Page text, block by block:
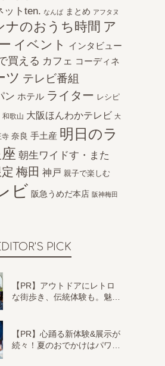
ットten. なんば まとめ アフタヌ
ナのおうち時間 ア
イベント インタビュー
買える カフェ コーディネ
ツ テレビ番組
ン ホテル ライター レシピ
和歌山 大阪ほんわかテレビ 大
寺 奈良 手土産 明日のラ
朝生ワイドす・また
梅田 神戸 親子で楽しむ
ビ 阪急うめだ本店 阪神梅田
PICK
【PR】アウトドアにレトロ
な街歩き、伝統体験も。魅…
【PR】心踊る新体験&展示が
続々！夏のおでかけはパワ…